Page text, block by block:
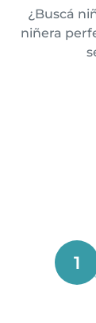
¿Buscá
niñera
1